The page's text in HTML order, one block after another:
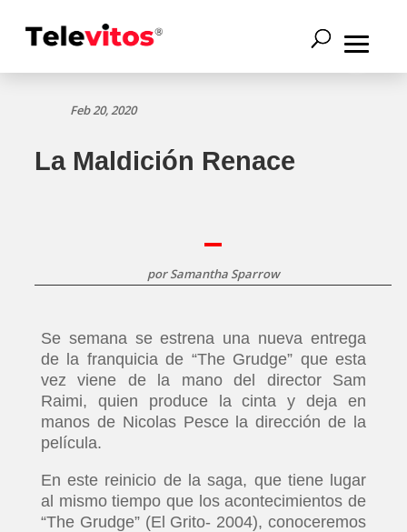
Feb 20, 2020
La Maldición Renace
porSamantha Sparrow
Se semana se estrena una nueva entrega
de la franquicia de “The Grudge” que esta
vez viene de la mano del director Sam
Raimi, quien produce la cinta y deja en
manos de Nicolas Pesce la dirección de la
película.
En este reinicio de la saga, que tiene lugar
al mismo tiempo que los acontecimientos de
“The Grudge” (El Grito- 2004), conoceremos